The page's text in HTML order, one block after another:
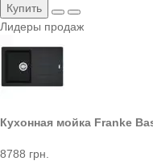
Купить
Лидеры продаж
Кухонная мойка Franke
8788 грн.